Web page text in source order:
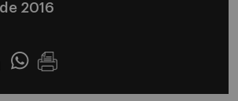
2016
Whatsapp